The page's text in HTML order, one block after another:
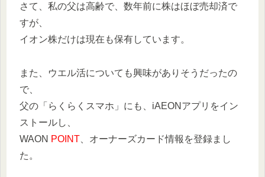
さて、私の父は高齢で、数年前に株はほぼ売却済で
すが、
イオン株だけは現在も保有しています。
また、ウエル活についても興味がありそうだったの
で、
父の「らくらくスマホ」にも、iAEONアプリをイン
ストールし、
WAON POINT 、オーナーズカード情報を登録まし
た。